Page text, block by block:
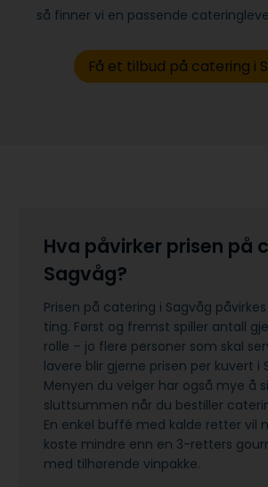
så finner vi en passende
Få et tilbud på catering i
Hva påvirker prisen på
Sagvåg?
Prisen på catering i Sagvåg
ting. Først og fremst spiller antall
rolle – jo flere personer som skal
lavere blir gjerne prisen per kuvert i
Menyen du velger har også mye å
sluttsummen når du bestiller
En enkel buffé med kalde retter vil
koste mindre enn en 3-retters
med tilhørende vinpakke.